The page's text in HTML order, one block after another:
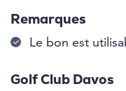
Remarques
Le bon est
Golf Club Davos